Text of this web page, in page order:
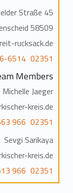
Straße 45
58509 Lüdenscheid
rucksack.de
02351 966-6514 oder -6513
Members
Michelle Jaeger
kreis.de
02351 966 6663
Sevgi Sarikaya
kreis.de
02351 966 6513
Skip back to main navigation